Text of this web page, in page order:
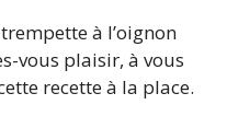
à l’oignon
vous plaisir, à vous
recette à la place.